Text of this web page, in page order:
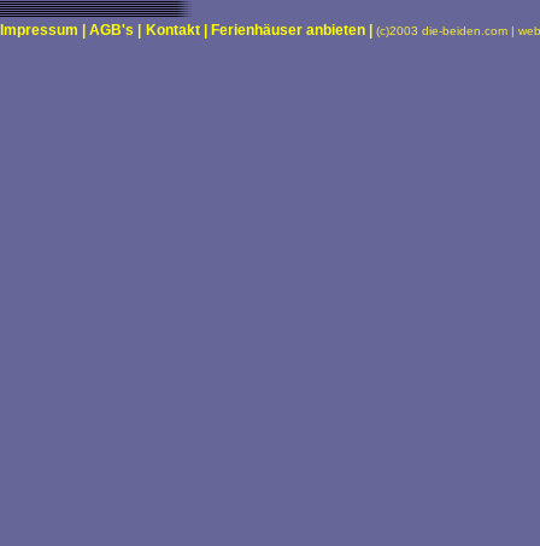
Impressum | AGB's | Kontakt | Ferienhäuser anbieten | (c)2003 die-beiden.com |